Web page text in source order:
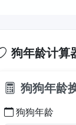
狗年龄计算
狗狗年龄
狗狗年龄